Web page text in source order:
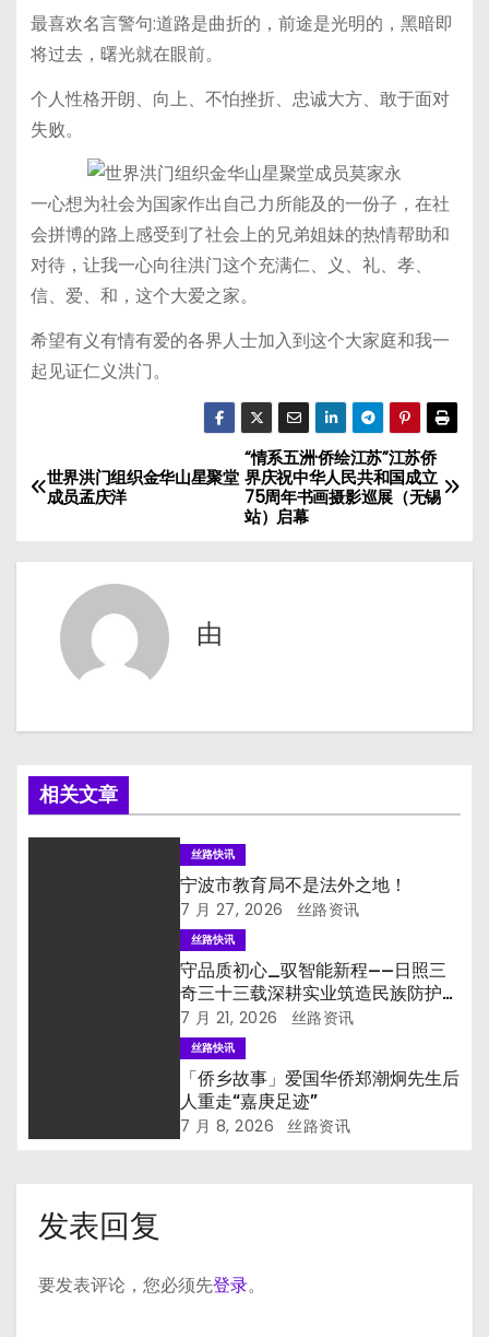
最喜欢名言警句:道路是曲折的，前途是光明的，黑暗即
将过去，曙光就在眼前。
个人性格开朗、向上、不怕挫折、忠诚大方、敢于面对
失败。
一心想为社会为国家作出自己力所能及的一份子，在社
会拼博的路上感受到了社会上的兄弟姐妹的热情帮助和
对待，让我一心向往洪门这个充满仁、义、礼、孝、
信、爱、和，这个大爱之家。
希望有义有情有爱的各界人士加入到这个大家庭和我一
起见证仁义洪门。
文
章
导
航
“情系五洲·侨绘江苏”江苏侨
界庆祝中华人民共和国成立
75周年书画摄影巡展（无锡
站）启幕
世界洪门组织金华山星聚堂
成员孟庆洋
由
相关文章
丝路快讯
宁波市教育局不是法外之地！
7 月 27, 2026 丝路资讯
丝路快讯
守品质初心_驭智能新程——日照三
奇三十三载深耕实业筑造民族防护品
牌
7 月 21, 2026 丝路资讯
丝路快讯
「侨乡故事」爱国华侨郑潮炯先生后
人重走“嘉庚足迹”
7 月 8, 2026 丝路资讯
发表回复
要发表评论，您必须先登录。